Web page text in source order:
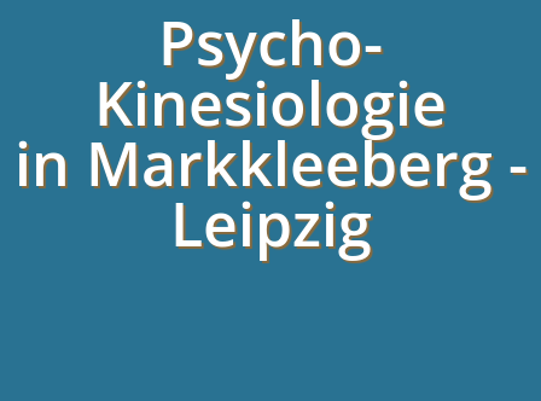
Psycho-
Kinesiologie
in Markkleeberg -
Leipzig